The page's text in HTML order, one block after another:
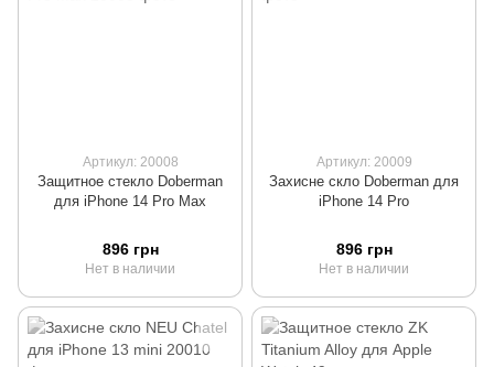
Артикул: 20008
Защитное стекло Doberman
для iPhone 14 Pro Max
896 грн
Нет в наличии
Артикул: 20009
Захисне скло Doberman для
iPhone 14 Pro
896 грн
Нет в наличии